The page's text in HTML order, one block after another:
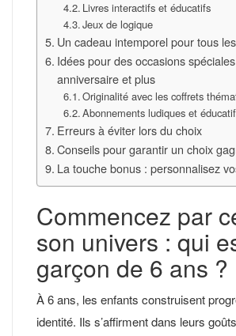
Livres interactifs et éducatifs
Jeux de logique
Un cadeau intemporel pour tous
Idées pour des occasions
anniversaire et plus
Originalité avec les coffrets
Abonnements ludiques et
Erreurs à éviter lors du choix
Conseils pour garantir un choix
La touche bonus : personnalisez
Commencez par
son univers : qui
garçon de 6 ans ?
À 6 ans, les enfants construisent
identité. Ils s’affirment dans leurs